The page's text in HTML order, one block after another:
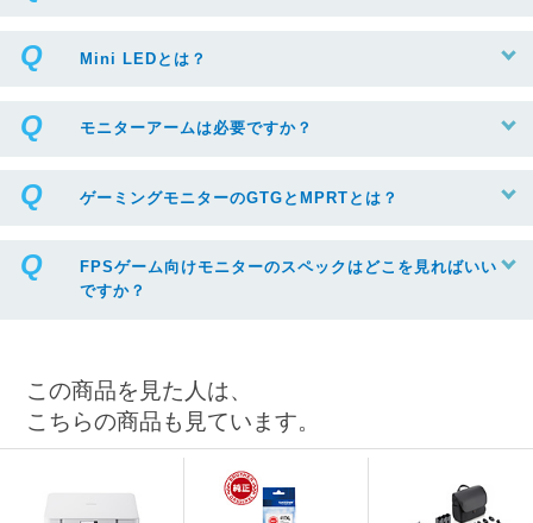
Mini LEDとは？
モニターアームは必要ですか？
ゲーミングモニターのGTGとMPRTとは？
FPSゲーム向けモニターのスペックはどこを見ればいい
ですか？
この商品を見た人は、
こちらの商品も見ています。